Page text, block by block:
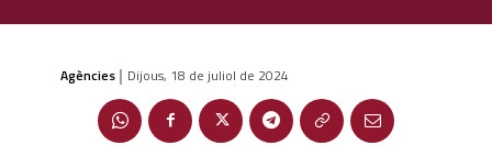
Agències | Dijous, 18 de juliol de 2024